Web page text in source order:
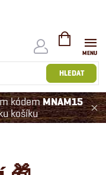
HLEDAT
NÁKUPNÍ
KOŠÍK
kódemMNAM15
košíku